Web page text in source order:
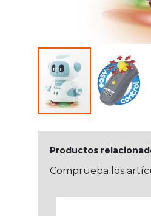
Productos
Comprueba los